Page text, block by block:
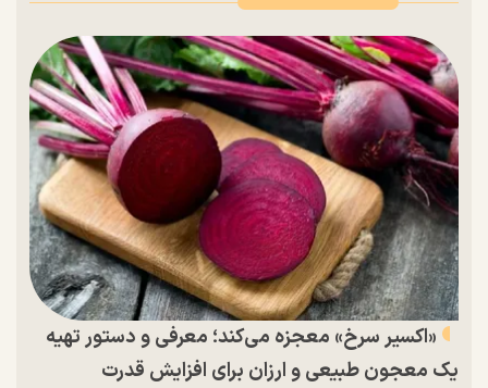
«اکسیر سرخ» معجزه می‌کند؛ معرفی و دستور تهیه
یک معجون طبیعی و ارزان برای افزایش قدرت